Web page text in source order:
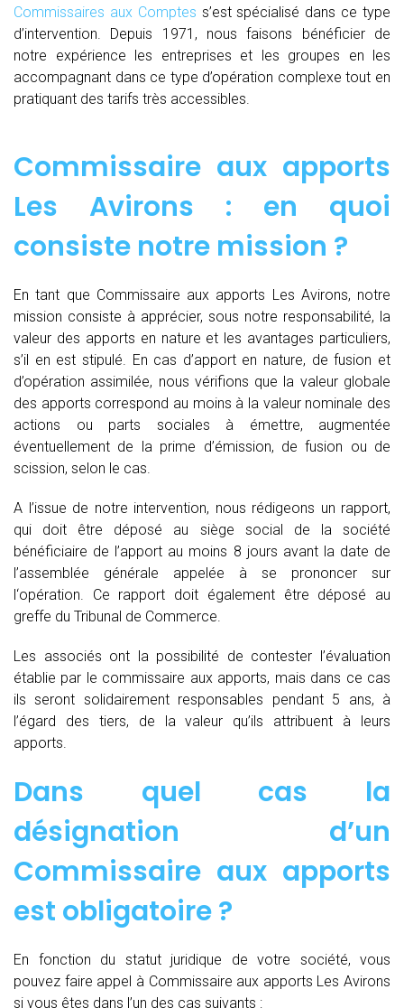
Commissaires aux Comptes s’est spécialisé dans ce type
d’intervention. Depuis 1971, nous faisons bénéficier de
notre expérience les entreprises et les groupes en les
accompagnant dans ce type d’opération complexe tout en
pratiquant des tarifs très accessibles.
Commissaire aux apports
Les Avirons : en quoi
consiste notre mission ?
En tant que Commissaire aux apports Les Avirons, notre
mission consiste à apprécier, sous notre responsabilité, la
valeur des apports en nature et les avantages particuliers,
s’il en est stipulé. En cas d’apport en nature, de fusion et
d’opération assimilée, nous vérifions que la valeur globale
des apports correspond au moins à la valeur nominale des
actions ou parts sociales à émettre, augmentée
éventuellement de la prime d’émission, de fusion ou de
scission, selon le cas.
A l’issue de notre intervention, nous rédigeons un rapport,
qui doit être déposé au siège social de la société
bénéficiaire de l’apport au moins 8 jours avant la date de
l’assemblée générale appelée à se prononcer sur
l‘opération. Ce rapport doit également être déposé au
greffe du Tribunal de Commerce.
Les associés ont la possibilité de contester l’évaluation
établie par le commissaire aux apports, mais dans ce cas
ils seront solidairement responsables pendant 5 ans, à
l’égard des tiers, de la valeur qu’ils attribuent à leurs
apports.
Dans quel cas la
désignation d’un
Commissaire aux apports
est obligatoire ?
En fonction du statut juridique de votre société, vous
pouvez faire appel à Commissaire aux apports Les Avirons
si vous êtes dans l’un des cas suivants :